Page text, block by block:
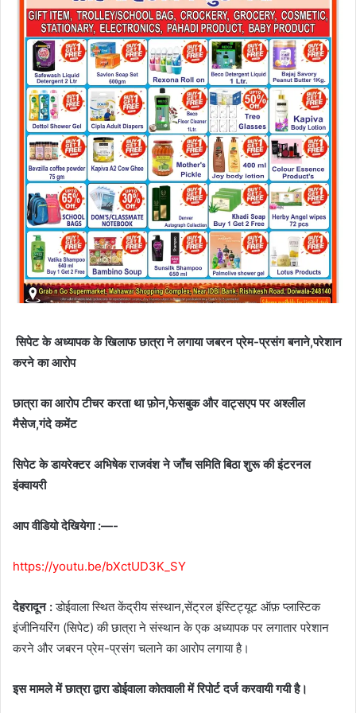
सिपेट के अध्यापक के खिलाफ छात्रा ने लगाया जबरन प्रेम-प्रसंग बनाने,परेशान
करने का आरोप
छात्रा का आरोप टीचर करता था फ़ोन,फेसबुक और वाट्सएप पर अश्लील
मैसेज,गंदे कमेंट
सिपेट के डायरेक्टर अभिषेक राजवंश ने जाँच समिति बिठा शुरू की इंटरनल
इंक्वायरी
आप वीडियो देखियेगा :—-
https://youtu.be/bXctUD3K_SY
देहरादून :डोईवाला स्थित केंद्रीय संस्थान,सेंट्रल इंस्टिट्यूट ऑफ़ प्लास्टिक
इंजीनियरिंग (सिपेट) की छात्रा ने संस्थान के एक अध्यापक पर लगातार परेशान
करने और जबरन प्रेम-प्रसंग चलाने का आरोप लगाया है।
इस मामले में छात्रा द्वारा डोईवाला कोतवाली में रिपोर्ट दर्ज करवायी गयी है।